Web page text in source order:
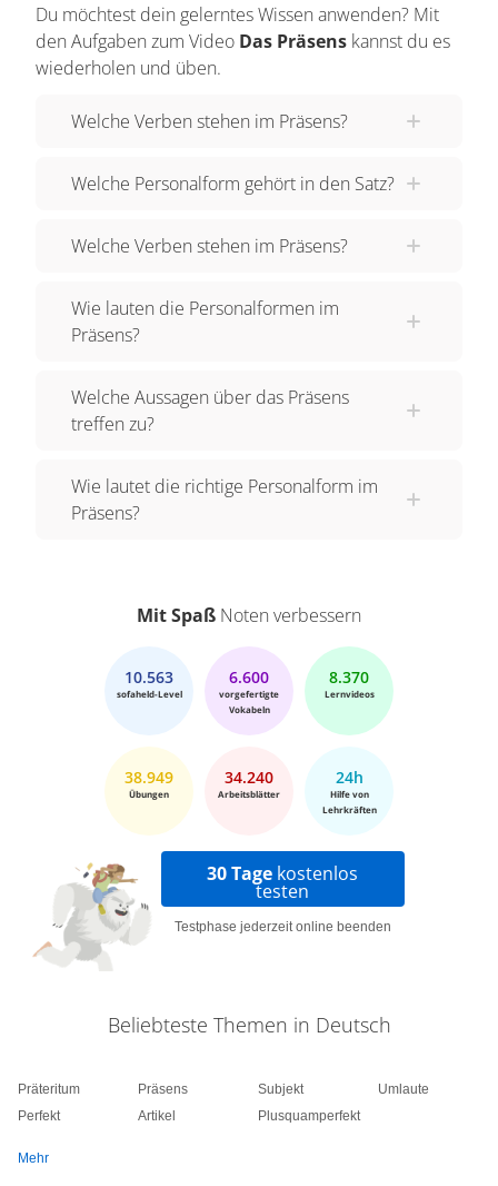
Du möchtest dein gelerntes Wissen anwenden? Mit
den Aufgaben zum Video Das Präsens kannst du es
wiederholen und üben.
Welche Verben stehen im Präsens?
Welche Personalform gehört in den Satz?
Welche Verben stehen im Präsens?
Wie lauten die Personalformen im
Präsens?
Welche Aussagen über das Präsens
treffen zu?
Wie lautet die richtige Personalform im
Präsens?
Mit Spaß Noten verbessern
10.563
sofaheld-Level
6.600
vorgefertigte
Vokabeln
8.370
Lernvideos
38.949
Übungen
34.240
Arbeitsblätter
24h
Hilfe von
Lehrkräften
30 Tage kostenlos
testen
Testphase jederzeit online beenden
Beliebteste Themen in Deutsch
Präteritum
Perfekt
Präsens
Artikel
Subjekt
Plusquamperfekt
Umlaute
Mehr